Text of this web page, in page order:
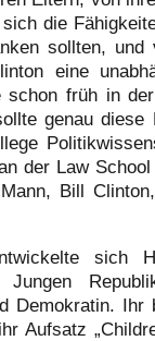
die
sollten,
eine
schon früh in
genau diese
der Law
Bill
sich
Jungen
Demokratin.
Aufsatz